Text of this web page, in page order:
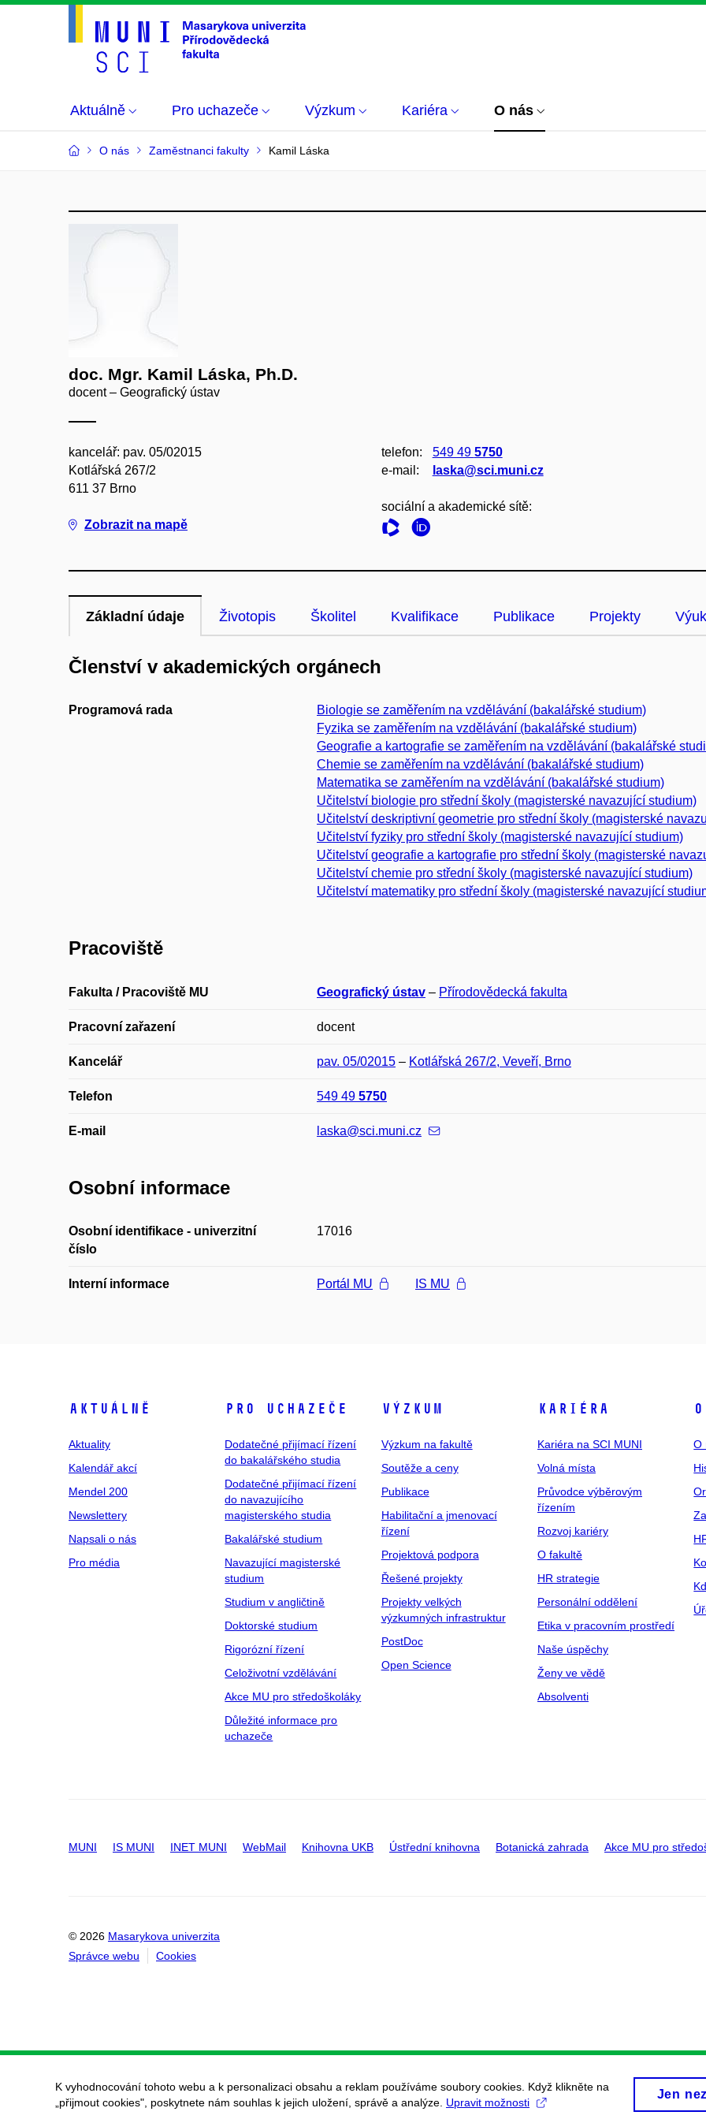
Aktuálně Pro uchazeče Výzkum Kariéra O nás
O nás Zaměstnanci fakulty Kamil Láska
doc. Mgr. Kamil Láska, Ph.D.
docent – Geografický ústav
kancelář: pav. 05/02015
Kotlářská 267/2
611 37 Brno
Zobrazit na mapě
telefon: 549 49 5750
e‑mail:
laska@sci.muni.cz
sociální a akademické sítě:
Základní údaje Životopis Školitel Kvalifikace Publikace Projekty
Členství v akademických orgánech
Programová rada
Biologie se zaměřením na vzdělávání (bakalářské studium)
Fyzika se zaměřením na vzdělávání (bakalářské studium)
Geografie a kartografie se zaměřením na vzdělávání (bakalářské
Chemie se zaměřením na vzdělávání (bakalářské studium)
Matematika se zaměřením na vzdělávání (bakalářské studium)
Učitelství biologie pro střední školy (magisterské navazující studium)
Učitelství deskriptivní geometrie pro střední školy (magisterské
Učitelství fyziky pro střední školy (magisterské navazující studium)
Učitelství geografie a kartografie pro střední školy (magisterské
Učitelství chemie pro střední školy (magisterské navazující studium)
Učitelství matematiky pro střední školy (magisterské navazující
Pracoviště
Fakulta / Pracoviště MU Geografický ústav – Přírodovědecká fakulta
Pracovní zařazení docent
Kancelář pav. 05/02015 – Kotlářská 267/2, Veveří, Brno
Telefon 549 49 5750
E-mail laska@sci.muni.cz
Osobní informace
Osobní identifikace - univerzitní
číslo
17016
Interní informace Portál MU IS MU
Aktuálně
Aktuality
Kalendář akcí
Mendel 200
Newslettery
Napsali o nás
Pro média
Pro uchazeče
Dodatečné přijímací řízení
do bakalářského studia
Dodatečné přijímací řízení
do navazujícího
magisterského studia
Bakalářské studium
Navazující magisterské
studium
Studium v angličtině
Doktorské studium
Rigorózní řízení
Celoživotní vzdělávání
Akce MU pro středoškoláky
Důležité informace pro
uchazeče
Výzkum
Výzkum na fakultě
Soutěže a ceny
Publikace
Habilitační a jmenovací
řízení
Projektová podpora
Řešené projekty
Projekty velkých
výzkumných infrastruktur
PostDoc
Open Science
Kariéra
Kariéra na SCI MUNI
Volná místa
Průvodce výběrovým
řízením
Rozvoj kariéry
O fakultě
HR strategie
Personální oddělení
Etika v pracovním prostředí
Naše úspěchy
Ženy ve vědě
Absolventi
O
MUNI IS MUNI INET MUNI WebMail Knihovna UKB Ústřední knihovna Botanická zahrada Akce MU pro
© 2026 Masarykova univerzita
Správce webu
Cookies
K vyhodnocování tohoto webu a k personalizaci obsahu a reklam používáme soubory cookies. Když klikněte na
„přijmout cookies", poskytnete nám souhlas k jejich uložení, správě a analýze. Upravit možnosti
Jen